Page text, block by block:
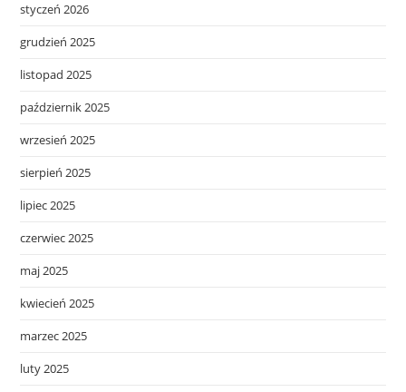
styczeń 2026
grudzień 2025
listopad 2025
październik 2025
wrzesień 2025
sierpień 2025
lipiec 2025
czerwiec 2025
maj 2025
kwiecień 2025
marzec 2025
luty 2025